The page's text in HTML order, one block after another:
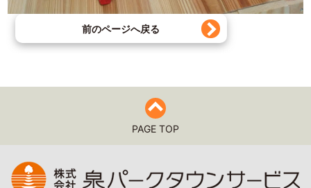
前のページへ戻る
PAGE TOP